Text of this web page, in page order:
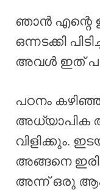
ഞാൻ എന്റെ
ഒന്നടക്കി
അവൾ ഇത്
പഠനം
അധ്യാപിക
വിളിക്കും.
അങ്ങനെ
അന്ന് ഒരു